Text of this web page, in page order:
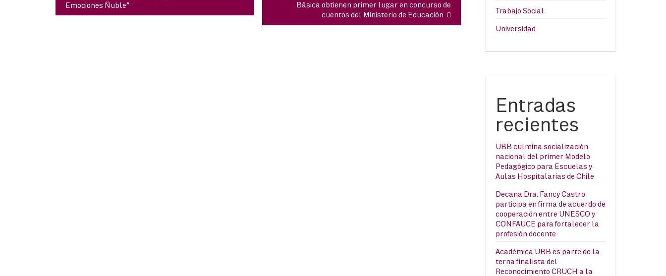
Emociones Ñuble”
Básica obtienen primer lugar en concurso de
cuentos del Ministerio de Educación
Trabajo Social
Universidad
Entradas
recientes
UBB culmina socialización
nacional del primer Modelo
Pedagógico para Escuelas y
Aulas Hospitalarias de Chile
Decana Dra. Fancy Castro
participa en firma de acuerdo de
cooperación entre UNESCO y
CONFAUCE para fortalecer la
profesión docente
Académica UBB es parte de la
terna finalista del
Reconocimiento CRUCH a la